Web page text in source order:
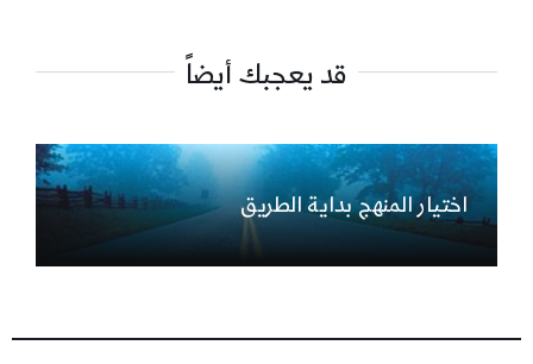
قد يعجبك أيضاً
اختيار المنهج بداية الطريق